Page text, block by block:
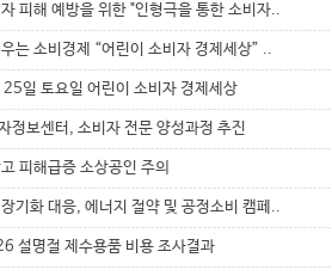
피해 예방을 위한 "인형극을 통한 소비자..
는 소비경제 “어린이 소비자 경제세상” ..
일 토요일 어린이 소비자 경제세상
정보센터, 소비자 전문 양성과정 추진
피해급증 소상공인 주의
기화 대응, 에너지 절약 및 공정소비 캠페..
설명절 제수용품 비용 조사결과